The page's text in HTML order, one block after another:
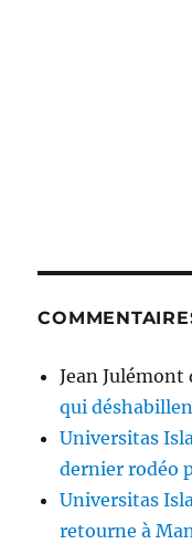
Jean Julémont
qui
Universitas
dernier rodéo
Universitas
retourne à